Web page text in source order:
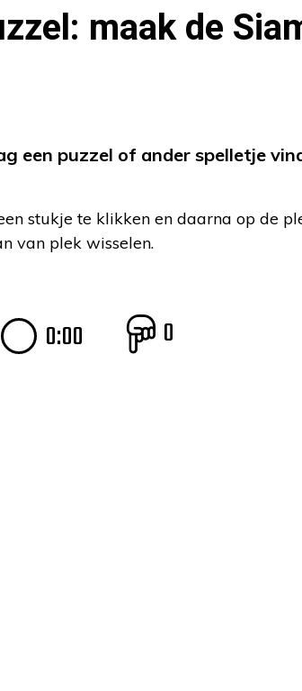
maak de
een puzzel of ander spelletje
stukje te klikken en daarna op de
van plek wisselen.